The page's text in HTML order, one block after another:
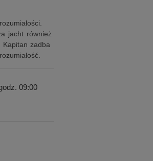
jacht również
zadba
09:00